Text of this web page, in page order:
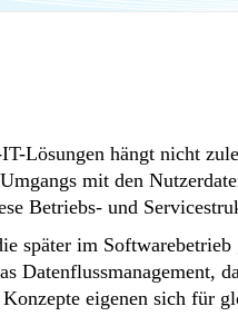
Lösungen hängt nicht
mit den
Betriebs- und
später im Softwarebetrieb
Datenflussmanagement,
eigenen sich für